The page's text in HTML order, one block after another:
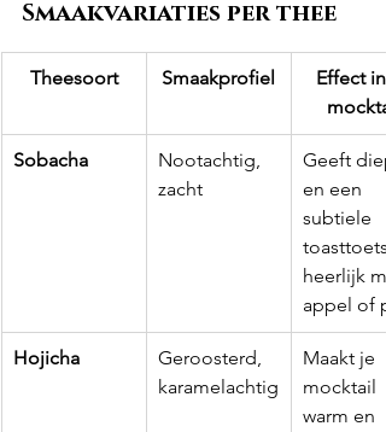
Smaakvariaties per thee
Theesoort Smaakprofiel
Effect in
Sobacha
Nootachtig,
zacht
Geeft
en een
subtiele
toasttoets
heerlijk
appel of
Hojicha
Geroosterd,
karamelachtig
Maakt je
mocktail
warm en